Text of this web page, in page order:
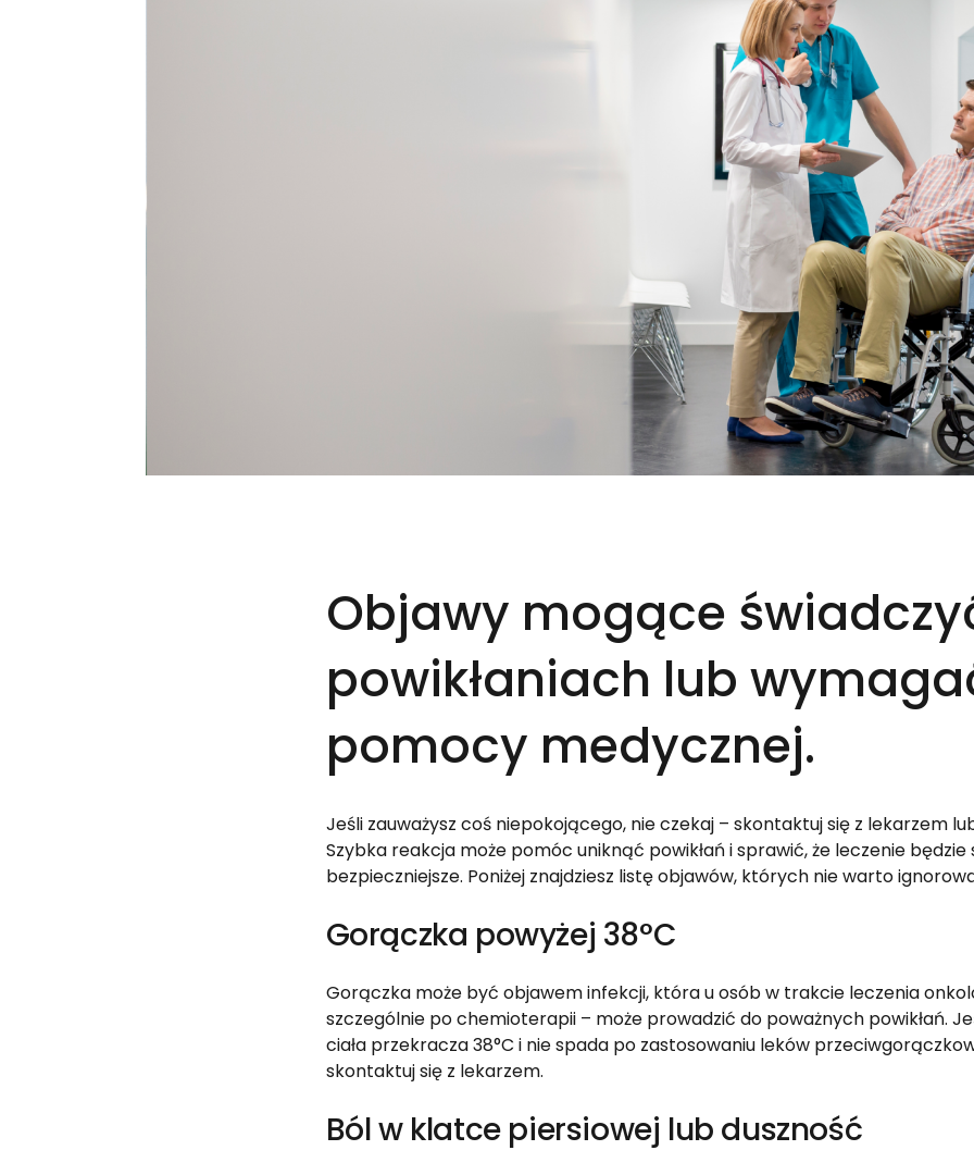
Objawy mogące
powikłaniach lub
pomocy medycznej.
Jeśli zauważysz coś niepokojącego, nie czekaj – skontaktuj się z lekarzem
Szybka reakcja może pomóc uniknąć powikłań i sprawić, że leczenie będzie
bezpieczniejsze. Poniżej znajdziesz listę objawów, których nie warto
Gorączka powyżej 38°C
Gorączka może być objawem infekcji, która u osób w trakcie leczenia
szczególnie po chemioterapii – może prowadzić do poważnych powikłań.
ciała przekracza 38°C i nie spada po zastosowaniu leków
skontaktuj się z lekarzem.
Ból w klatce piersiowej lub duszność